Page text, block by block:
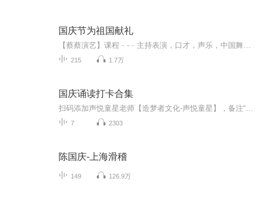
国庆节为祖国献礼
215 1.7万
国庆诵读打卡合集
7 2303
陈国庆-上海滑稽
149 126.9万